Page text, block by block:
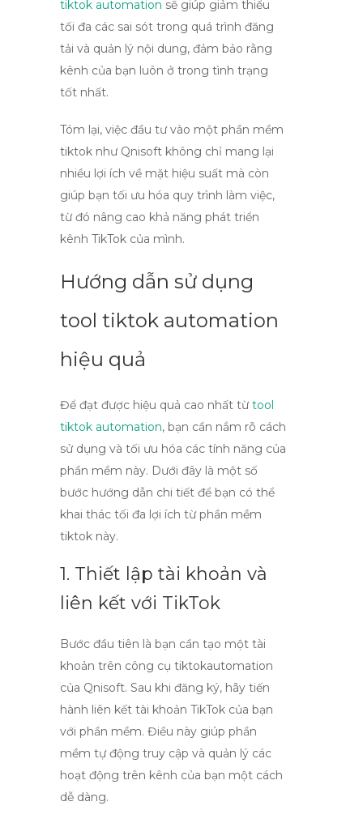
tiktok automation sẽ giúp giảm thiểu
tối đa các sai sót trong quá trình đăng
tải và quản lý nội dung, đảm bảo rằng
kênh của bạn luôn ở trong tình trạng
tốt nhất.
Tóm lại, việc đầu tư vào một phần mềm
tiktok như Qnisoft không chỉ mang lại
nhiều lợi ích về mặt hiệu suất mà còn
giúp bạn tối ưu hóa quy trình làm việc,
từ đó nâng cao khả năng phát triển
kênh TikTok của mình.
Hướng dẫn sử dụng
tool tiktok automation
hiệu quả
Để đạt được hiệu quả cao nhất từtool
tiktok automation, bạn cần nắm rõ cách
sử dụng và tối ưu hóa các tính năng của
phần mềm này. Dưới đây là một số
bước hướng dẫn chi tiết để bạn có thể
khai thác tối đa lợi ích từ phần mềm
tiktok này.
1. Thiết lập tài khoản và
liên kết với TikTok
Bước đầu tiên là bạn cần tạo một tài
khoản trên công cụ tiktokautomation
của Qnisoft. Sau khi đăng ký, hãy tiến
hành liên kết tài khoản TikTok của bạn
với phần mềm. Điều này giúp phần
mềm tự động truy cập và quản lý các
hoạt động trên kênh của bạn một cách
dễ dàng.